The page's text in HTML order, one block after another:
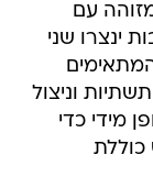
עם
ינצרו שני
וניצול
מידי כדי